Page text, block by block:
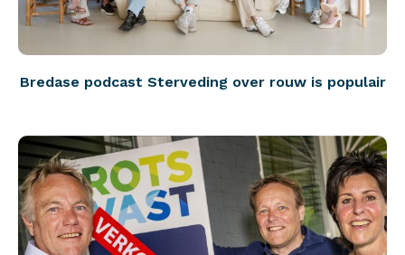
Bredase podcast Sterveding over rouw is populair